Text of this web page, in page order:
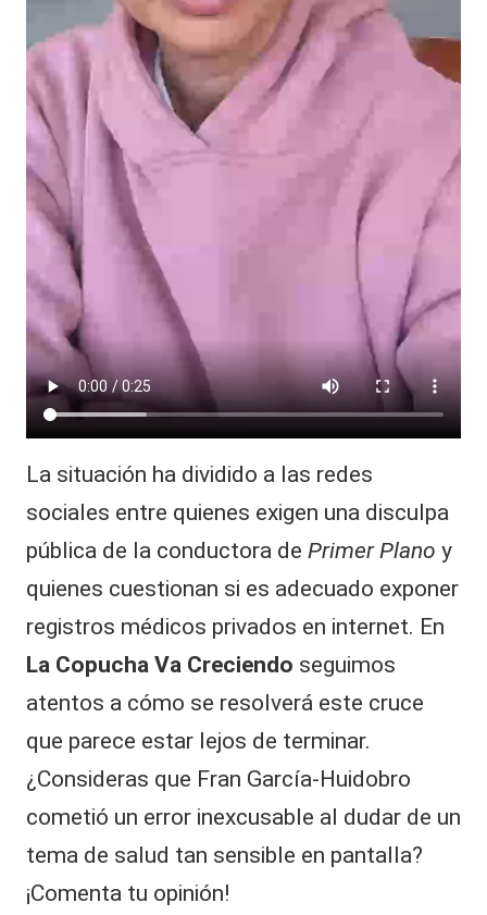
La situación ha dividido a las redes
sociales entre quienes exigen una disculpa
pública de la conductora de Primer Plano y
quienes cuestionan si es adecuado exponer
registros médicos privados en internet. En
La Copucha Va Creciendo seguimos
atentos a cómo se resolverá este cruce
que parece estar lejos de terminar.
¿Consideras que Fran García-Huidobro
cometió un error inexcusable al dudar de un
tema de salud tan sensible en pantalla?
¡Comenta tu opinión!